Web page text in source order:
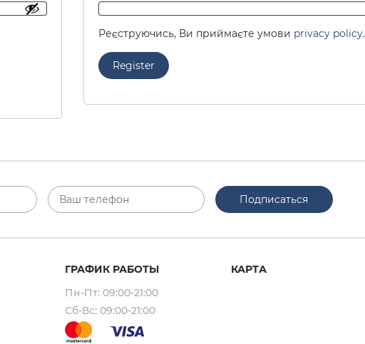
Реєструючись, Ви приймаєте умови privacy policy.
Register
ГРАФИК РАБОТЫ
Пн-Пт: 09:00-21:00
Сб-Вс: 09:00-21:00
КАРТА